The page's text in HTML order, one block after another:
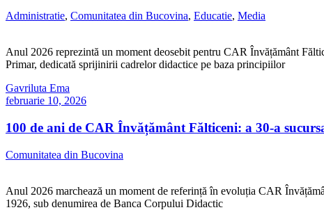
Administratie, Comunitatea din Bucovina, Educatie, Media
Anul 2026 reprezintă un moment deosebit pentru CAR Învățământ
Primar, dedicată sprijinirii cadrelor didactice pe baza principiilor
Gavriluta Ema
februarie 10, 2026
100 de ani de CAR Învățământ Fălticeni: a 30-a
Comunitatea din Bucovina
Anul 2026 marchează un moment de referință în evoluția CAR
1926, sub denumirea de Banca Corpului Didactic